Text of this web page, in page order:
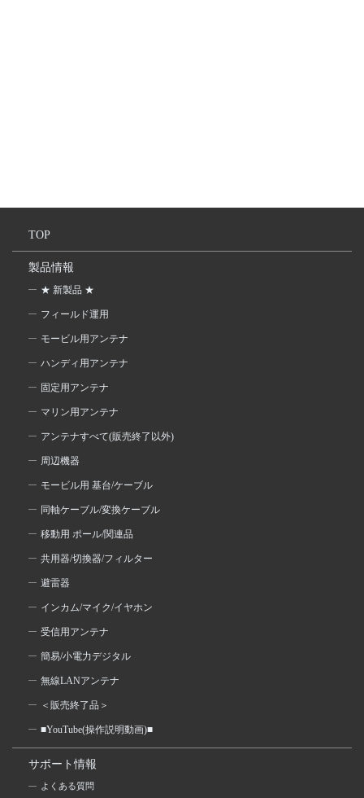
TOP
製品情報
★ 新製品 ★
フィールド運用
モービル用アンテナ
ハンディ用アンテナ
固定用アンテナ
マリン用アンテナ
アンテナすべて(販売終了以外)
周辺機器
モービル用 基台/ケーブル
同軸ケーブル/変換ケーブル
移動用 ポール/関連品
共用器/切換器/フィルター
避雷器
インカム/マイク/イヤホン
受信用アンテナ
簡易/小電力デジタル
無線LANアンテナ
＜販売終了品＞
■YouTube(操作説明動画)■
サポート情報
よくある質問